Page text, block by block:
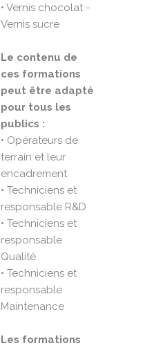
• Vernis chocolat -
Vernis sucre
Le contenu de
ces formations
peut être adapté
pour tous les
publics :
• Opérateurs de
terrain et leur
encadrement
• Techniciens et
responsable R&D
• Techniciens et
responsable
Qualité
• Techniciens et
responsable
Maintenance
Les formations